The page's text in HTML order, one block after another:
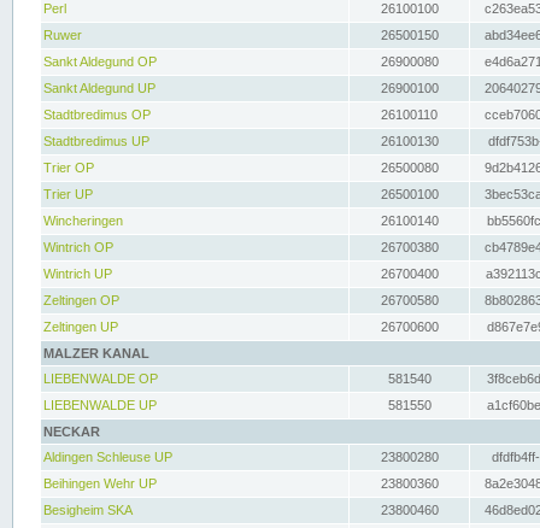
Perl
26100100
Ruwer
26500150
Sankt Aldegund OP
26900080
Sankt Aldegund UP
26900100
Stadtbredimus OP
26100110
Stadtbredimus UP
26100130
Trier OP
26500080
Trier UP
26500100
Wincheringen
26100140
Wintrich OP
26700380
Wintrich UP
26700400
Zeltingen OP
26700580
Zeltingen UP
26700600
MALZER KANAL
LIEBENWALDE OP
581540
LIEBENWALDE UP
581550
NECKAR
Aldingen Schleuse UP
23800280
Beihingen Wehr UP
23800360
Besigheim SKA
23800460